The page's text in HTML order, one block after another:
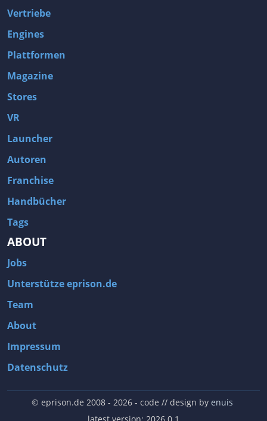
Vertriebe
Engines
Plattformen
Magazine
Stores
VR
Launcher
Autoren
Franchise
Handbücher
Tags
ABOUT
Jobs
Unterstütze eprison.de
Team
About
Impressum
Datenschutz
© eprison.de 2008 - 2026- code // design by enuis